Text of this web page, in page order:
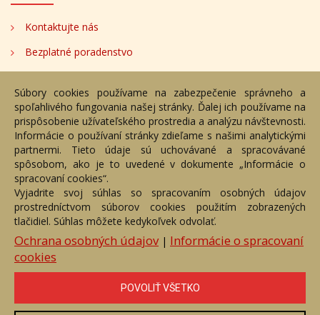
Kontaktujte nás
Bezplatné poradenstvo
Adresa
Nižný Hrušov 333, 094 22,
Slovenská republika
+421 905 356 921
+421 905 959 101
eantik@eantik.sk
Návod Cenník
Obchodné podmienky
Ochrana os. údajov
Kontakt
Bezplatné poradenstvo
eAntik.sk © 2007 - 2026
podmienené výslovným súhlasom jej vlastníka. Všetky práva sú
Súbory cookies používame na zabezpečenie správneho a
spoľahlivého fungovania našej stránky. Ďalej ich používame na
prispôsobenie užívateľského prostredia a analýzu návštevnosti.
Informácie o používaní stránky zdieľame s našimi analytickými
partnermi. Tieto údaje sú uchovávané a spracovávané
spôsobom, ako je to uvedené v dokumente „Informácie o
spracovaní cookies“.
Vyjadrite svoj súhlas so spracovaním osobných údajov
prostredníctvom súborov cookies použitím zobrazených
tlačidiel. Súhlas môžete kedykoľvek odvolať.
Ochrana osobných údajov| Informácie o spracovaní
cookies
POVOLIŤ VŠETKO